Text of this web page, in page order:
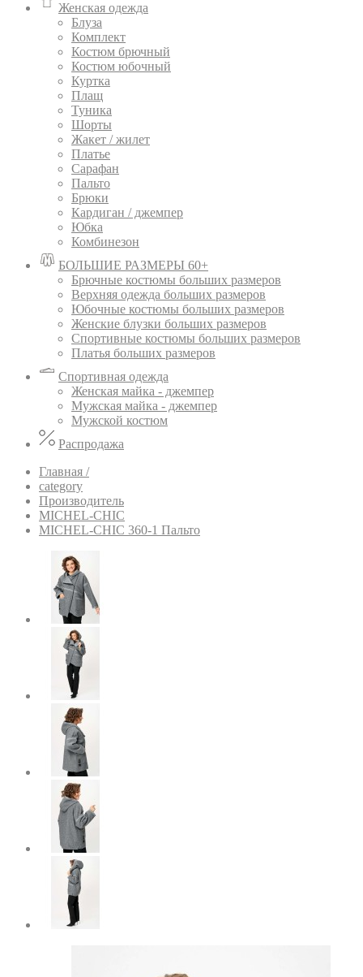
Женская одежда
Блуза
Комплект
Костюм брючный
Костюм юбочный
Куртка
Плащ
Туника
Шорты
Жакет / жилет
Платье
Сарафан
Пальто
Брюки
Кардиган / джемпер
Юбка
Комбинезон
БОЛЬШИЕ РАЗМЕРЫ 60+
Брючные костюмы больших размеров
Верхняя одежда больших размеров
Юбочные костюмы больших размеров
Женские блузки больших размеров
Спортивные костюмы больших размеров
Платья больших размеров
Спортивная одежда
Женская майка - джемпер
Мужская майка - джемпер
Мужской костюм
Распродажа
Главная /
category
Производитель
MICHEL-CHIC
MICHEL-CHIC 360-1 Пальто